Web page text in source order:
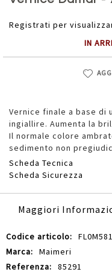
Registrati per
IN
Vernice finale a base di
ingiallire. Aumenta la
Il normale colore
sedimento non
Scheda Tecnica
Scheda Sicurezza
galleria
Maggiori
Maggiori
Informazioni
Maimeri
85291